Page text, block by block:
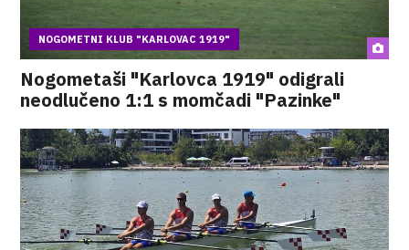
NOGOMETNI KLUB "KARLOVAC 1919"
Nogometaši "Karlovca 1919" odigrali
neodlučeno 1:1 s momčadi "Pazinke"